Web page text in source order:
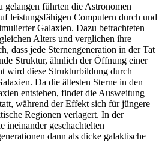
gelangen führten die Astronomen
leistungsfähigen Computern durch und
Galaxien. Dazu betrachteten
Alters und verglichen ihre
dass jede Sternengeneration in der Tat
Struktur, ähnlich der Öffnung einer
wird diese Strukturbildung durch
Da die ältesten Sterne in den
entstehen, findet die Ausweitung
während der Effekt sich für jüngere
Regionen verlagert. In der
ineinander geschachtelten
dann als dicke galaktische